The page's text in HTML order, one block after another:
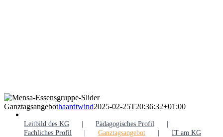
Ganztagsangebothaardtwind2025-02-25T20:36:32+01:00
Leitbild des KG
Pädagogisches Profil
Fachliches Profil
Ganztagsangebot IT am KG